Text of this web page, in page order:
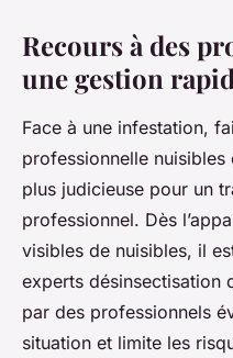
Recours à des
une gestion
Face à une infestation,
professionnelle
plus judicieuse pour un
professionnel. Dès
visibles de nuisibles, il
experts désinsectisation
par des professionnels
situation et limite les